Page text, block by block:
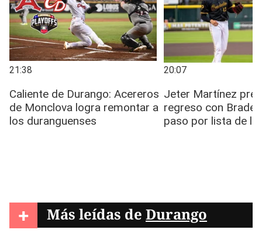
+ Más leídas de Durango